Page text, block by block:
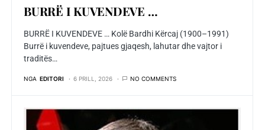
BURRЁ I KUVENDEVE …
BURRЁ I KUVENDEVE … Kolë Bardhi Kërcaj (1900–1991)
Burrë i kuvendeve, pajtues gjaqesh, lahutar dhe vajtor i
traditës…
NGA EDITORI 6 PRILL, 2026 NO COMMENTS